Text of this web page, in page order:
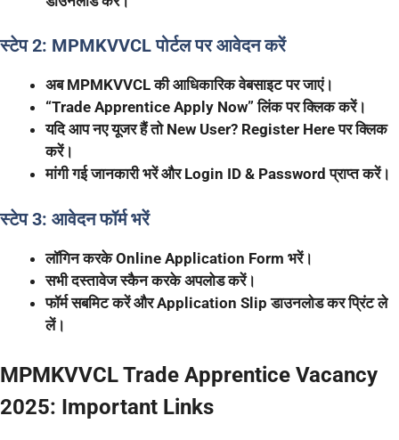
स्टेप 2: MPMKVVCL पोर्टल पर आवेदन करें
अब MPMKVVCL की आधिकारिक वेबसाइट पर जाएं।
“Trade Apprentice Apply Now” लिंक पर क्लिक करें।
यदि आप नए यूजर हैं तो New User? Register Here पर क्लिक
करें।
मांगी गई जानकारी भरें और Login ID & Password प्राप्त करें।
स्टेप 3: आवेदन फॉर्म भरें
लॉगिन करके Online Application Form भरें।
सभी दस्तावेज स्कैन करके अपलोड करें।
फॉर्म सबमिट करें और Application Slip डाउनलोड कर प्रिंट ले
लें।
MPMKVVCL Trade Apprentice Vacancy
2025: Important Links